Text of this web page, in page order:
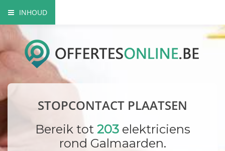
INHOUD
Het nut van extra contactdozen
Waarom beroep doen op een vakman?
Elektriciteitskeuring nodig?
Waar plaats ik mijn stopcontacten?
Hoe vervang ik een contactdoos?
STOPCONTACT PLAATSEN
Bereik tot 203elektriciens
rond Galmaarden.